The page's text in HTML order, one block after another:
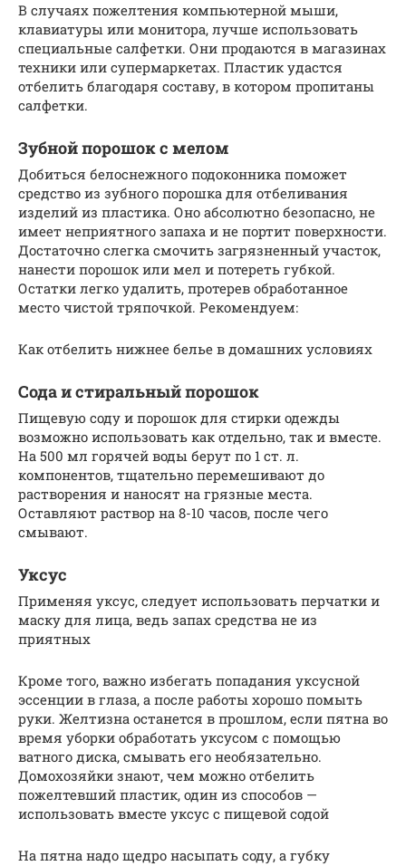
В случаях пожелтения компьютерной мыши,
клавиатуры или монитора, лучше использовать
специальные салфетки. Они продаются в магазинах
техники или супермаркетах. Пластик удастся
отбелить благодаря составу, в котором пропитаны
салфетки.
Зубной порошок с мелом
Добиться белоснежного подоконника поможет
средство из зубного порошка для отбеливания
изделий из пластика. Оно абсолютно безопасно, не
имеет неприятного запаха и не портит поверхности.
Достаточно слегка смочить загрязненный участок,
нанести порошок или мел и потереть губкой.
Остатки легко удалить, протерев обработанное
место чистой тряпочкой. Рекомендуем:
Как отбелить нижнее белье в домашних условиях
Сода и стиральный порошок
Пищевую соду и порошок для стирки одежды
возможно использовать как отдельно, так и вместе.
На 500 мл горячей воды берут по 1 ст. л.
компонентов, тщательно перемешивают до
растворения и наносят на грязные места.
Оставляют раствор на 8-10 часов, после чего
смывают.
Уксус
Применяя уксус, следует использовать перчатки и
маску для лица, ведь запах средства не из
приятных
Кроме того, важно избегать попадания уксусной
эссенции в глаза, а после работы хорошо помыть
руки. Желтизна останется в прошлом, если пятна во
время уборки обработать уксусом с помощью
ватного диска, смывать его необязательно.
Домохозяйки знают, чем можно отбелить
пожелтевший пластик, один из способов —
использовать вместе уксус с пищевой содой
На пятна надо щедро насыпать соду, а губку